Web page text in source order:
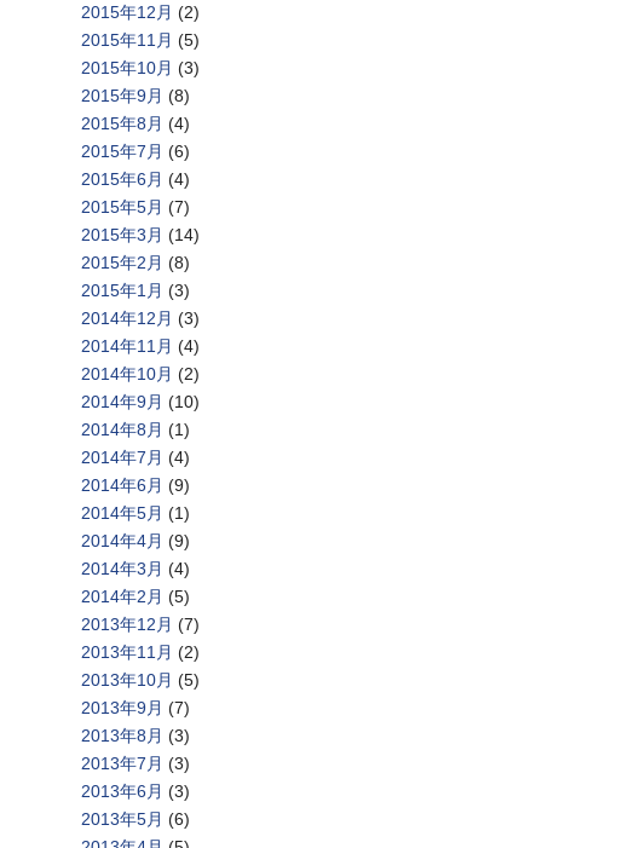
2015年12月 (2)
2015年11月 (5)
2015年10月 (3)
2015年9月 (8)
2015年8月 (4)
2015年7月 (6)
2015年6月 (4)
2015年5月 (7)
2015年3月 (14)
2015年2月 (8)
2015年1月 (3)
2014年12月 (3)
2014年11月 (4)
2014年10月 (2)
2014年9月 (10)
2014年8月 (1)
2014年7月 (4)
2014年6月 (9)
2014年5月 (1)
2014年4月 (9)
2014年3月 (4)
2014年2月 (5)
2013年12月 (7)
2013年11月 (2)
2013年10月 (5)
2013年9月 (7)
2013年8月 (3)
2013年7月 (3)
2013年6月 (3)
2013年5月 (6)